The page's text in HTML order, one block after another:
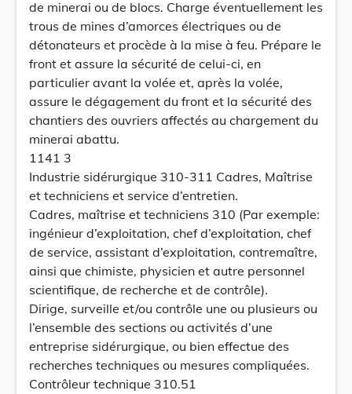
de minerai ou de blocs. Charge éventuellement les
trous de mines d’amorces électriques ou de
détonateurs et procède à la mise à feu. Prépare le
front et assure la sécurité de celui-ci, en
particulier avant la volée et, après la volée,
assure le dégagement du front et la sécurité des
chantiers des ouvriers affectés au chargement du
minerai abattu.
1141 3
Industrie sidérurgique 310-311 Cadres, Maîtrise
et techniciens et service d’entretien.
Cadres, maîtrise et techniciens 310 (Par exemple:
ingénieur d’exploitation, chef d’exploitation, chef
de service, assistant d’exploitation, contremaître,
ainsi que chimiste, physicien et autre personnel
scientifique, de recherche et de contrôle).
Dirige, surveille et/ou contrôle une ou plusieurs ou
l’ensemble des sections ou activités d’une
entreprise sidérurgique, ou bien effectue des
recherches techniques ou mesures compliquées.
Contrôleur technique 310.51